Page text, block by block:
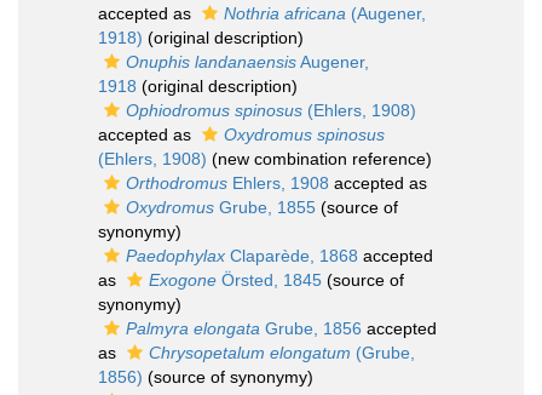
accepted as
Nothria africana (Augener,
1918) (original description)
Onuphis landanaensisAugener,
1918 (original description)
Ophiodromus spinosus (Ehlers, 1908)
accepted as
Oxydromus spinosus
(Ehlers, 1908) (new combination reference)
Orthodromus Ehlers, 1908 accepted as
Oxydromus Grube, 1855 (source of
synonymy)
Paedophylax Claparède, 1868 accepted
as
Exogone Örsted, 1845 (source of
synonymy)
Palmyra elongata Grube, 1856 accepted
as
Chrysopetalum elongatum (Grube,
1856) (source of synonymy)